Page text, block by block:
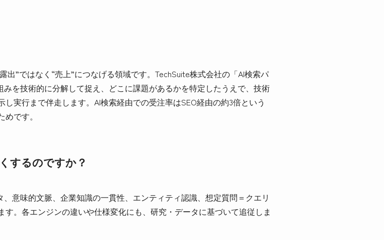
出”ではなく“売上”につなげる領域です。TechSuite株式会社の「AI検索パ
を技術的に分解して捉え、どこに課題があるかを特定したうえで、技術
実行まで伴走します。AI検索経由での受注率はSEO経由の約3倍という
です。
するのですか？
意味的文脈、企業知識の一貫性、エンティティ認識、想定質問＝クエリ
。各エンジンの違いや仕様変化にも、研究・データに基づいて追従しま